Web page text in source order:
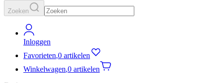
Zoeken
Inloggen
Favorieten,0 artikelen
Winkelwagen,0 artikelen